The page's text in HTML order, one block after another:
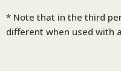
* Note that in the third
different when used with